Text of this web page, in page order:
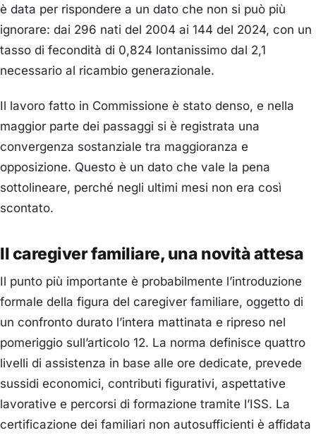
è data per rispondere a un dato che non si può più
ignorare: dai 296 nati del 2004 ai 144 del 2024, con un
tasso di fecondità di 0,824 lontanissimo dal 2,1
necessario al ricambio generazionale.
Il lavoro fatto in Commissione è stato denso, e nella
maggior parte dei passaggi si è registrata una
convergenza sostanziale tra maggioranza e
opposizione. Questo è un dato che vale la pena
sottolineare, perché negli ultimi mesi non era così
scontato.
Il caregiver familiare, una novità attesa
Il punto più importante è probabilmente l’introduzione
formale della figura del caregiver familiare, oggetto di
un confronto durato l’intera mattinata e ripreso nel
pomeriggio sull’articolo 12. La norma definisce quattro
livelli di assistenza in base alle ore dedicate, prevede
sussidi economici, contributi figurativi, aspettative
lavorative e percorsi di formazione tramite l’ISS. La
certificazione dei familiari non autosufficienti è affidata